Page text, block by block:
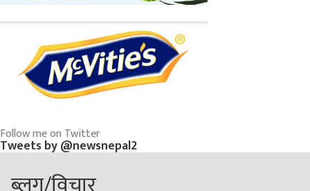
Follow me on Twitter
Tweets by @newsnepal2